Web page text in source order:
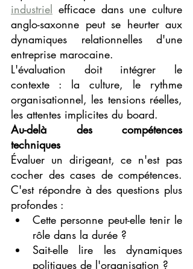
industriel efficace dans une culture
anglo-saxonne peut se heurter aux
dynamiques relationnelles d'une
entreprise marocaine.
L'évaluation doit intégrer le
contexte : la culture, le rythme
organisationnel, les tensions réelles,
les attentes implicites du board.
Au-delà des compétences
techniques
Évaluer un dirigeant, ce n'est pas
cocher des cases de compétences.
C'est répondre à des questions plus
profondes :
Cette personne peut-elle tenir le
rôle dans la durée ?
Sait-elle lire les dynamiques
politiques de l'organisation ?